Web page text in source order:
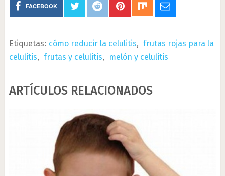
FACEBOOK
Etiquetas: cómo reducir la celulitis, frutas rojas para la
celulitis, frutas y celulitis, melón y celulitis
ARTÍCULOS RELACIONADOS